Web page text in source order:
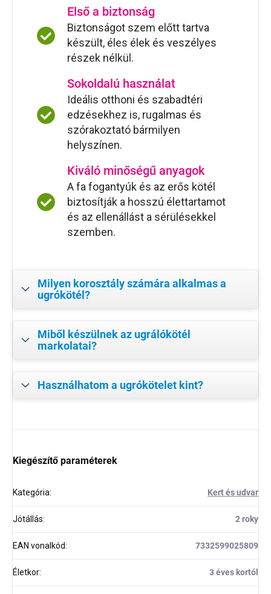
Első a biztonság
Biztonságot szem előtt tartva
készült, éles élek és veszélyes
részek nélkül.
Sokoldalú használat
Ideális otthoni és szabadtéri
edzésekhez is, rugalmas és
szórakoztató bármilyen
helyszínen.
Kiváló minőségű anyagok
A fa fogantyúk és az erős kötél
biztosítják a hosszú élettartamot
és az ellenállást a sérülésekkel
szemben.
Milyen korosztály számára alkalmas a
ugrókötél?
Miből készülnek az ugrálókötél
markolatai?
Használhatom a ugrókötelet kint?
Kiegészítő paraméterek
Kategória: Kert és udvar
Jótállás: 2 roky
EAN vonalkód: 7332599025809
Életkor: 3 éves kortól